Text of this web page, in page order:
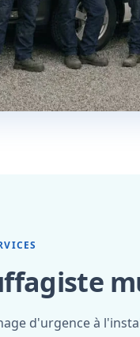
d'urgence à